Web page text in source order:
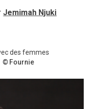
Jemimah Njuki
des femmes
Fournie